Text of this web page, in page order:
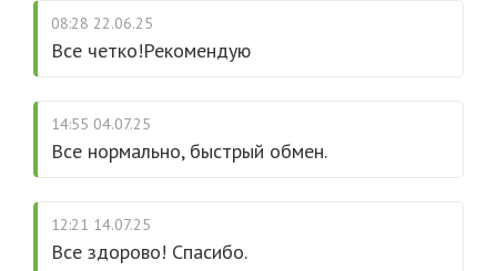
08:28 22.06.25
Все четко!Рекомендую
14:55 04.07.25
Все нормально, быстрый обмен.
12:21 14.07.25
Все здорово! Спасибо.